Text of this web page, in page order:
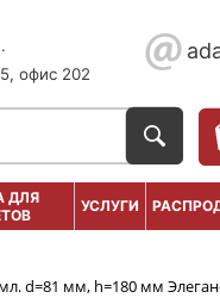
офис 202
ДЛЯ
УСЛУГИ
d=81 мм, h=180 мм